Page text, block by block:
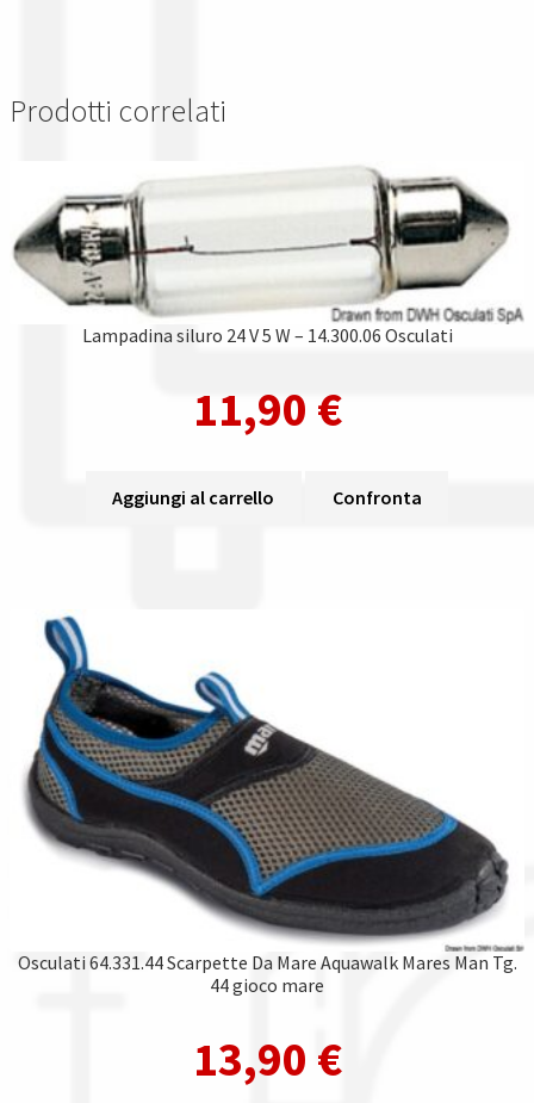
Prodotti correlati
Lampadina siluro 24 V 5 W – 14.300.06 Osculati
11,90 €
Aggiungi al carrello Confronta
Osculati 64.331.44 Scarpette Da Mare Aquawalk Mares Man Tg.
44 gioco mare
13,90 €